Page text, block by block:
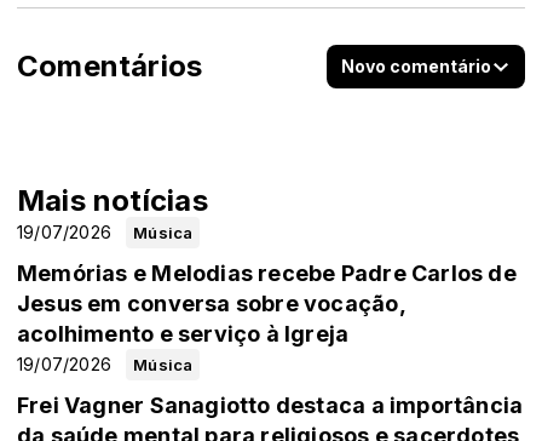
Comentários Novo comentário
Mais notícias
Música
19/07/2026
Memórias e Melodias recebe Padre Carlos de
Jesus em conversa sobre vocação,
acolhimento e serviço à Igreja
Música
19/07/2026
Frei Vagner Sanagiotto destaca a importância
da saúde mental para religiosos e sacerdotes